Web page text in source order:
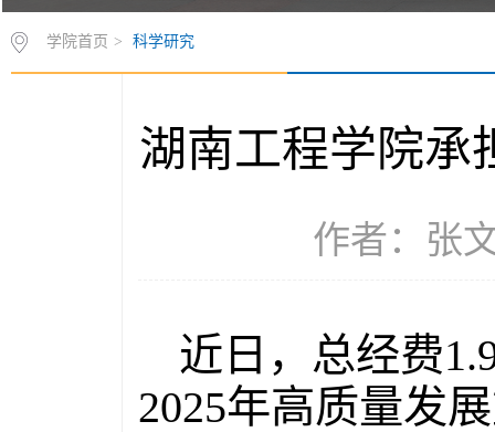
学院首页 > 科学研究
湖南工程学院承
作者：张
近日，总经费
2025年高质量发